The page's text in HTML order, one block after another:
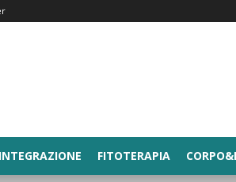
INTEGRAZIONE FITOTERAPIA